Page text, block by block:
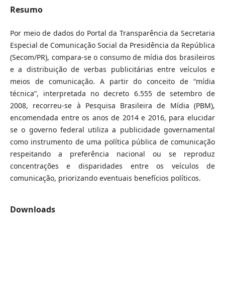
Resumo
Por meio de dados do Portal da Transparência da Secretaria
Especial de Comunicação Social da Presidência da República
(Secom/PR), compara-se o consumo de mídia dos brasileiros
e a distribuição de verbas publicitárias entre veículos e
meios de comunicação. A partir do conceito de “mídia
técnica”, interpretada no decreto 6.555 de setembro de
2008, recorreu-se à Pesquisa Brasileira de Mídia (PBM),
encomendada entre os anos de 2014 e 2016, para elucidar
se o governo federal utiliza a publicidade governamental
como instrumento de uma política pública de comunicação
respeitando a preferência nacional ou se reproduz
concentrações e disparidades entre os veículos de
comunicação, priorizando eventuais benefícios políticos.
Downloads